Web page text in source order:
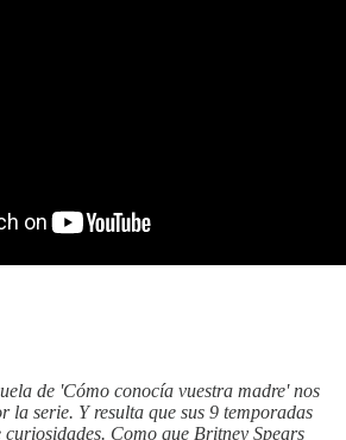
de 'Cómo conocía vuestra madre' nos
la serie. Y resulta que sus 9 temporadas
curiosidades. Como que Britney Spears